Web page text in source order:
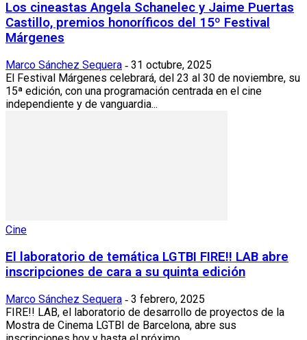
Los cineastas Angela Schanelec y Jaime Puertas
Castillo, premios honoríficos del 15º Festival
Márgenes
Marco Sánchez Sequera - 31 octubre, 2025
El Festival Márgenes celebrará, del 23 al 30 de noviembre, su
15ª edición, con una programación centrada en el cine
independiente y de vanguardia...
Cine
El laboratorio de temática LGTBI FIRE!! LAB abre
inscripciones de cara a su quinta edición
Marco Sánchez Sequera - 3 febrero, 2025
FIRE!! LAB, el laboratorio de desarrollo de proyectos de la
Mostra de Cinema LGTBI de Barcelona, abre sus